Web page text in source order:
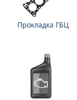
Прокладка ГБЦ